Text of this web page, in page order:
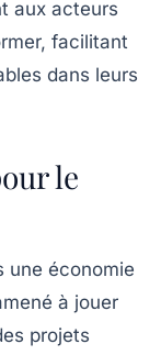
aux acteurs
facilitant
dans leurs
le
une économie
à jouer
projets